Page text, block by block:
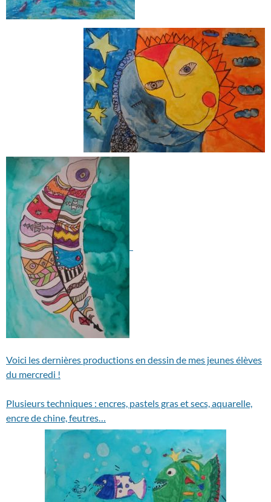
Voici les dernières productions en dessin de mes jeunes élèves
du mercredi !
Plusieurs techniques : encres, pastels gras et secs, aquarelle,
encre de chine, feutres…